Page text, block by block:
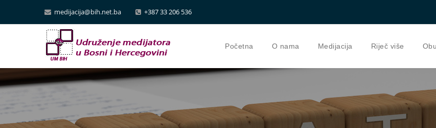
medijacija@bih.net.ba +387 33 206 536
Početna O nama Medijacija Riječ više